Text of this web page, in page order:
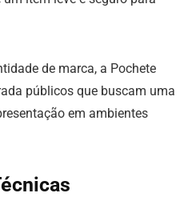
de marca, a Pochete
públicos que buscam uma
em ambientes